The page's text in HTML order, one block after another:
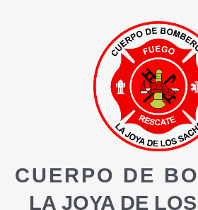
CUERPO DE
LA JOYA DE